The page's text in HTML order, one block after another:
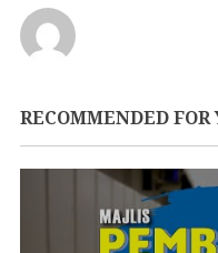
RECOMMENDED FOR